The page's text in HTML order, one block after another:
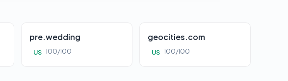
pre.wedding
US 100/100
geocities.com
US 100/100